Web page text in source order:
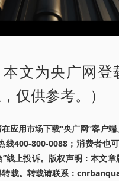
本文为央广网
仅供参考。）
应用市场下载“央广网”客户
线400-800-0088；消费者也
线上投诉。版权声明：本文章
转载。转载请联系：